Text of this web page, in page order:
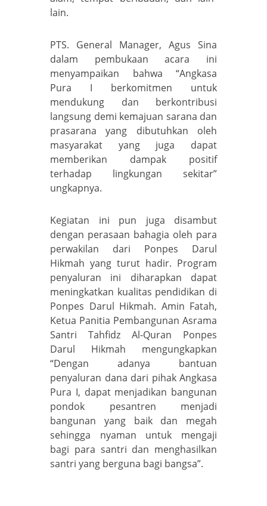
lain.
PTS. General Manager, Agus Sina
dalam pembukaan acara ini
menyampaikan bahwa “Angkasa
Pura I berkomitmen untuk
mendukung dan berkontribusi
langsung demi kemajuan sarana dan
prasarana yang dibutuhkan oleh
masyarakat yang juga dapat
memberikan dampak positif
terhadap lingkungan sekitar”
ungkapnya.
Kegiatan ini pun juga disambut
dengan perasaan bahagia oleh para
perwakilan dari Ponpes Darul
Hikmah yang turut hadir. Program
penyaluran ini diharapkan dapat
meningkatkan kualitas pendidikan di
Ponpes Darul Hikmah. Amin Fatah,
Ketua Panitia Pembangunan Asrama
Santri Tahfidz Al-Quran Ponpes
Darul Hikmah mengungkapkan
“Dengan adanya bantuan
penyaluran dana dari pihak Angkasa
Pura I, dapat menjadikan bangunan
pondok pesantren menjadi
bangunan yang baik dan megah
sehingga nyaman untuk mengaji
bagi para santri dan menghasilkan
santri yang berguna bagi bangsa”.